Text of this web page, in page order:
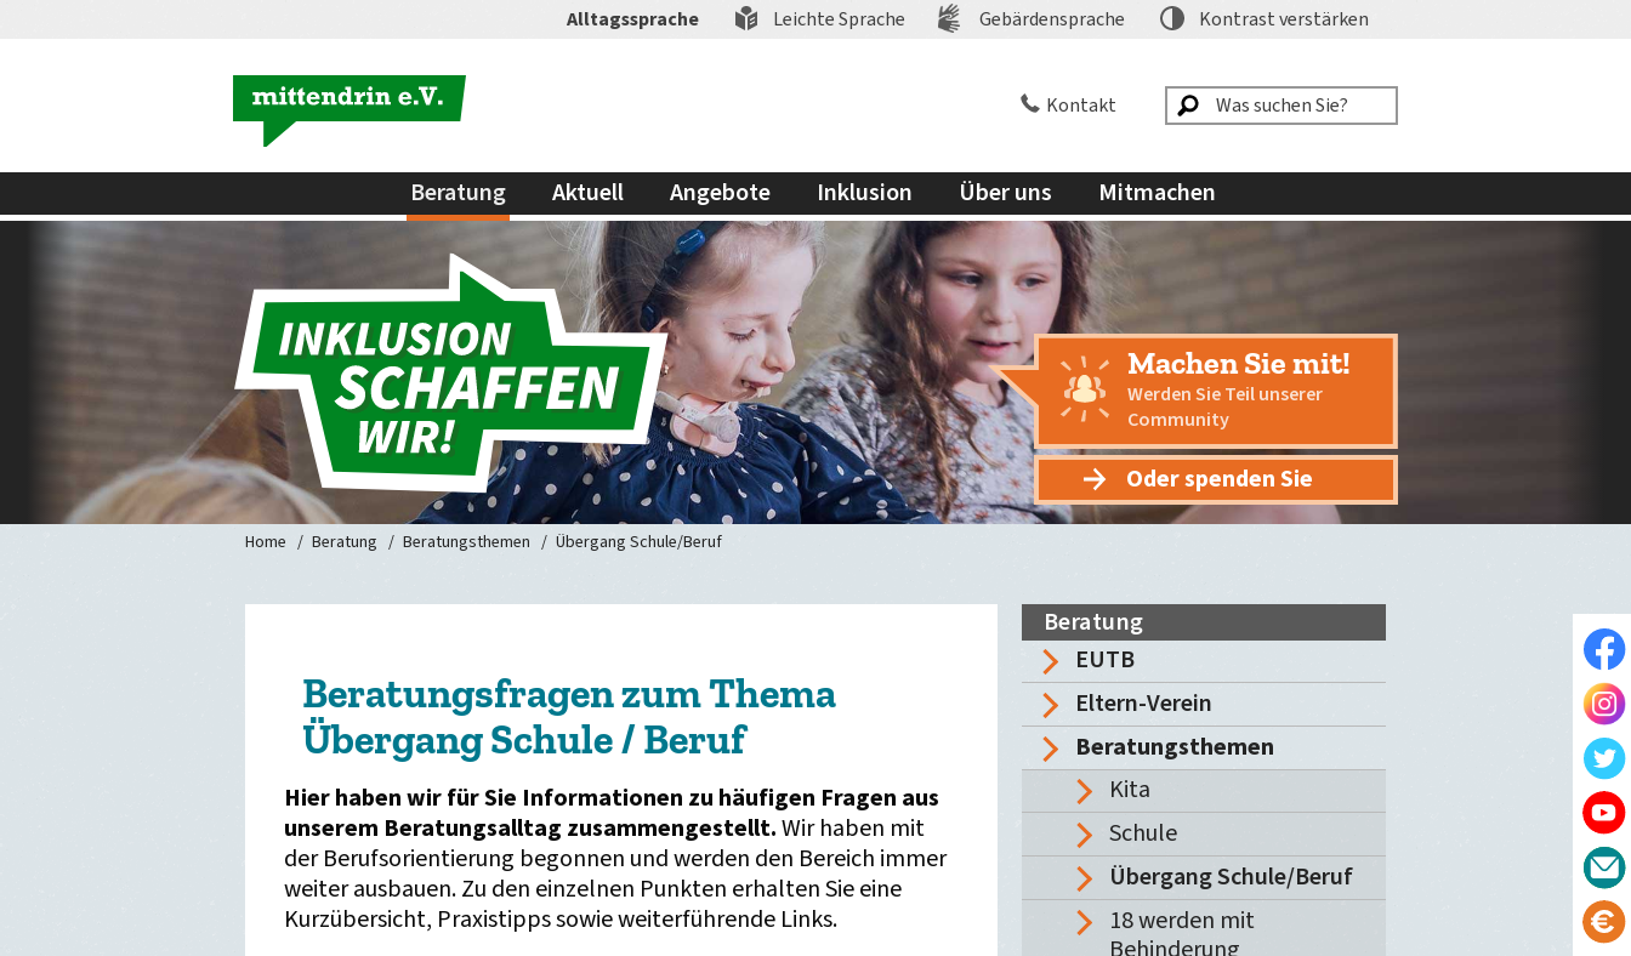
Alltagssprache Leichte Sprache Gebärdensprache Kontrastverstärken
Kontakt
Beratung Aktuell Angebote Inklusion Über uns Mitmachen
Machen Sie mit!
Werden Sie Teil unserer
Community
Oder spenden Sie
Home Beratung Beratungsthemen Übergang Schule/Beruf
Beratungsfragen zum Thema
Übergang Schule / Beruf
Hier haben wir für Sie Informationen zu häufigen Fragen aus
unserem Beratungsalltag zusammengestellt.Wir haben mit
der Berufsorientierung begonnen und werden den Bereich immer
weiter ausbauen. Zu den einzelnen Punkten erhalten Sie eine
Kurzübersicht, Praxistipps sowie weiterführende Links.
Beratung
EUTB
Eltern-Verein
Beratungsthemen
Kita
Schule
Übergang Schule/Beruf
18 werden mit